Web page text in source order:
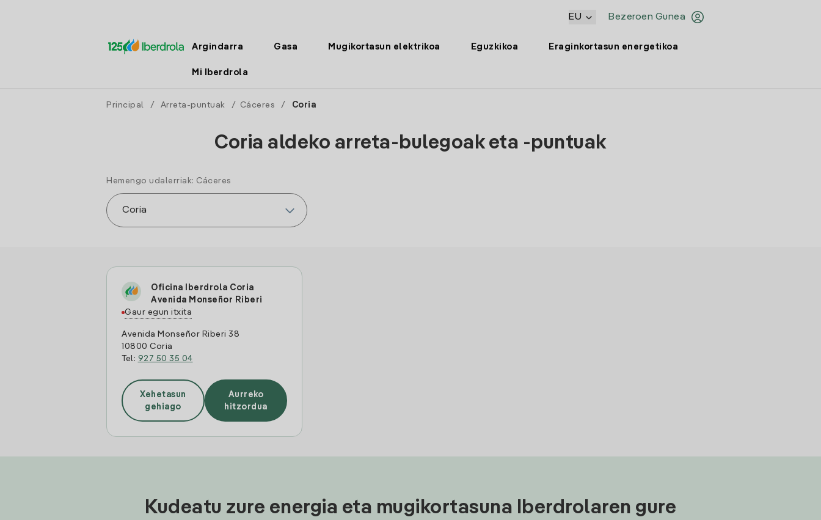
Bezeroen Gunea
EU
Argindarra Gasa Mugikortasun elektrikoa Eguzkikoa Eraginkortasun energetikoa
Mi Iberdrola
Principal / Arreta-puntuak / Cáceres / Coria
Coria aldeko arreta-bulegoak eta -puntuak
Hemengo udalerriak: Cáceres
Oficina Iberdrola Coria
Avenida Monseñor Riberi
Gaur egun itxita
Avenida Monseñor Riberi 38
10800 Coria
Tel: 927 50 35 04
Xehetasun
gehiago
Aurreko
hitzordua
Kudeatu zure energia eta mugikortasuna Iberdrolaren gure